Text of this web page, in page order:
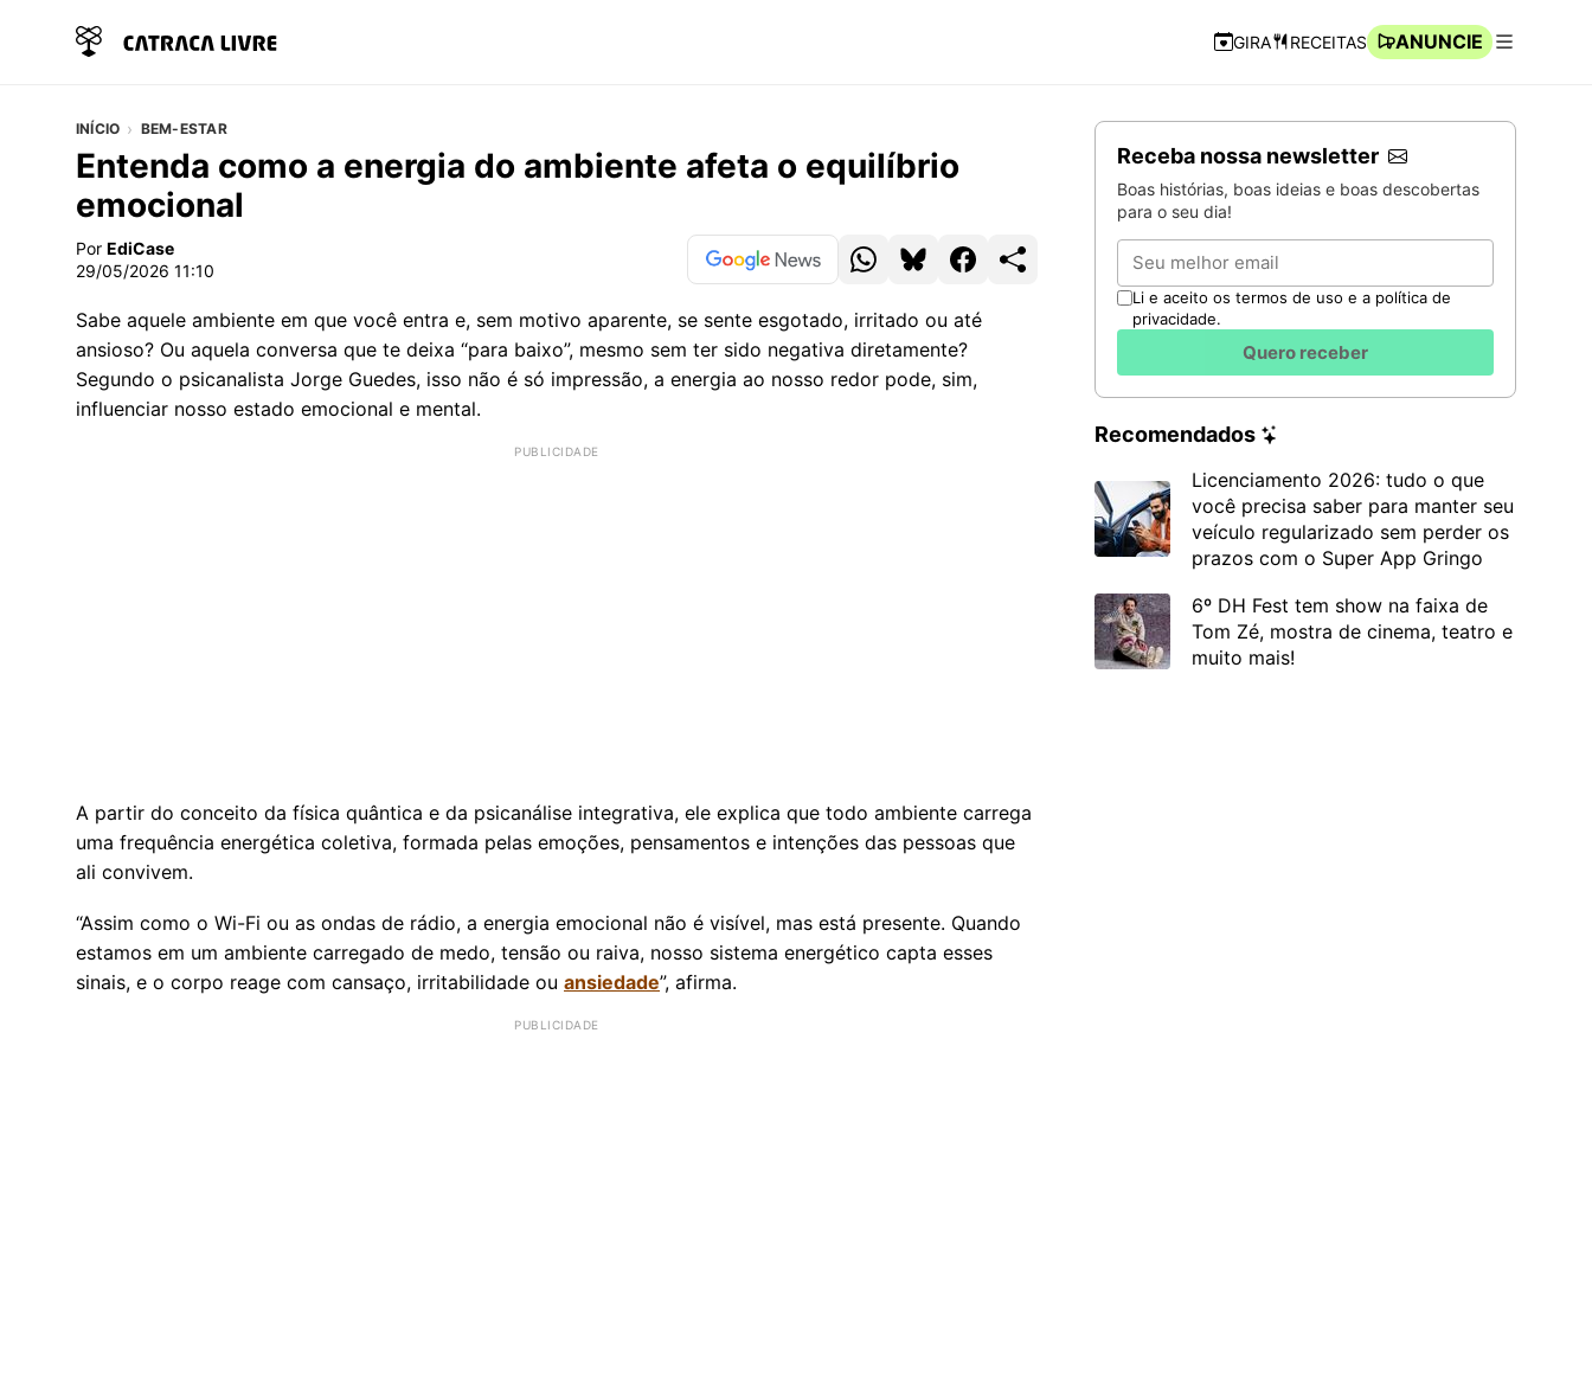
Navegação Rápida
GIRA RECEITAS
ANUNCIE
INÍCIO BEM-ESTAR
Entenda como a energia do ambiente afeta o equilíbrio
emocional
Por EdiCase
29/05/2026 11:10
Sabe aquele ambiente em que você entra e, sem motivo aparente, se sente esgotado, irritado ou até
ansioso? Ou aquela conversa que te deixa “para baixo”, mesmo sem ter sido negativa diretamente?
Segundo o psicanalista Jorge Guedes, isso não é só impressão, a energia ao nosso redor pode, sim,
influenciar nosso estado emocional e mental.
A partir do conceito da física quântica e da psicanálise integrativa, ele explica que todo ambiente carrega
uma frequência energética coletiva, formada pelas emoções, pensamentos e intenções das pessoas que
ali convivem.
“Assim como o Wi-Fi ou as ondas de rádio, a energia emocional não é visível, mas está presente. Quando
estamos em um ambiente carregado de medo, tensão ou raiva, nosso sistema energético capta esses
sinais, e o corpo reage com cansaço, irritabilidade ou ansiedade”, afirma.
Receba nossa newsletter
Boas histórias, boas ideias e boas descobertas
para o seu dia!
Email
Li e aceito os termos de uso e a política de
privacidade.
Quero receber
Recomendados
Licenciamento 2026: tudo o que
você precisa saber para manter seu
veículo regularizado sem perder os
prazos com o Super App Gringo
6º DH Fest tem show na faixa de
Tom Zé, mostra de cinema, teatro e
muito mais!